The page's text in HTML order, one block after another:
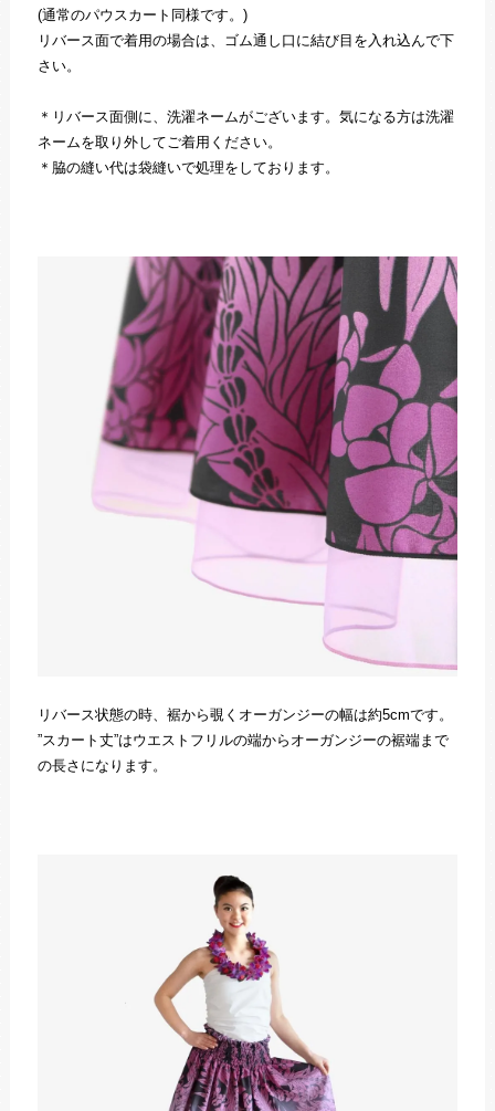
(通常のパウスカート同様です。)
リバース面で着用の場合は、ゴム通し口に結び目を入れ込んで下
さい。
＊リバース面側に、洗濯ネームがございます。気になる方は洗濯
ネームを取り外してご着用ください。
＊脇の縫い代は袋縫いで処理をしております。
リバース状態の時、裾から覗くオーガンジーの幅は約5cmです。
”スカート丈”はウエストフリルの端からオーガンジーの裾端まで
の長さになります。